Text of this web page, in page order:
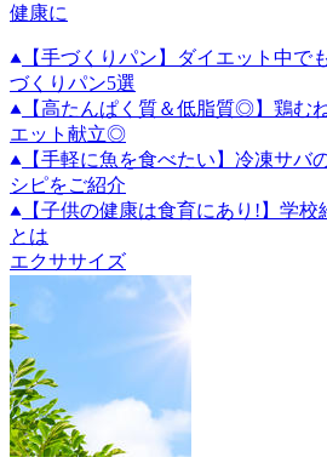
健康に
【手づくりパン】ダイエット中
づくりパン5選
【高たんぱく質＆低脂質◎】鶏む
エット献立◎
【手軽に魚を食べたい】冷凍サバ
シピをご紹介
【子供の健康は食育にあり!】学
とは
エクササイズ